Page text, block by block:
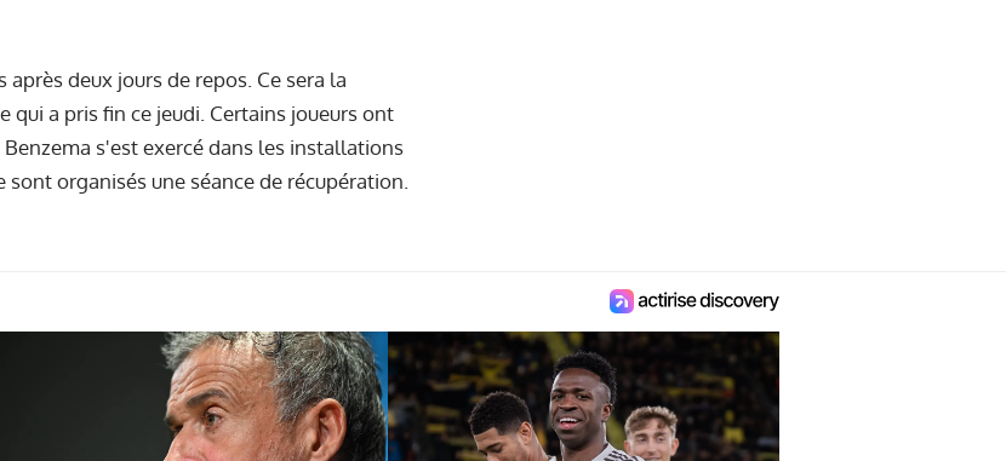
deux jours de repos. Ce sera la
a pris fin ce jeudi. Certains joueurs ont
s'est exercé dans les installations
organisés une séance de récupération.